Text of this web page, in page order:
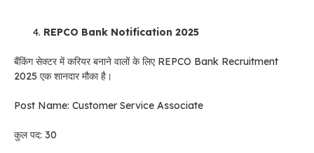
REPCO Bank Notification 2025
बैंकिंग सेक्टर में करियर बनाने वालों के लिए REPCO Bank Recruitment
2025 एक शानदार मौका है।
Post Name: Customer Service Associate
कुल पद: 30